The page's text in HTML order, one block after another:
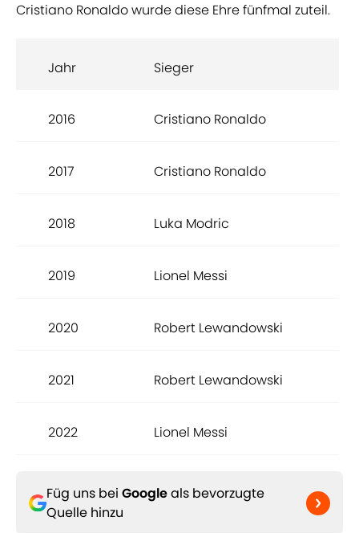
Cristiano Ronaldo wurde diese Ehre fünfmal zuteil.
Jahr Sieger
2016 Cristiano Ronaldo
2017 Cristiano Ronaldo
2018 Luka Modric
2019 Lionel Messi
2020 Robert Lewandowski
2021 Robert Lewandowski
2022 Lionel Messi
Füg uns bei Googleals bevorzugte
Quelle hinzu